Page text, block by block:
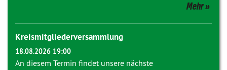
Mehr
Kreismitgliederversammlung
18.08.2026 19:00
An diesem Termin findet unsere nächste